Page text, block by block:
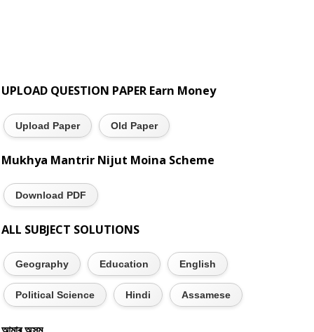
UPLOAD QUESTION PAPER Earn Money
Upload Paper Old Paper
Mukhya Mantrir Nijut Moina Scheme
Download PDF
ALL SUBJECT SOLUTIONS
Geography Education English
Political Science Hindi Assamese